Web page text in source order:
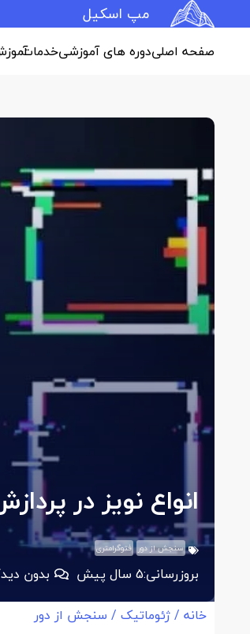
مپ اسکیل
صفحه اصلیدوره های آموزشیخدمات
انواع نویز در
سنجش از دور فتوگرامتری
بروزرسانی:5 سال پیش
بدون
خانه /ژئوماتیک / سنجش از دور